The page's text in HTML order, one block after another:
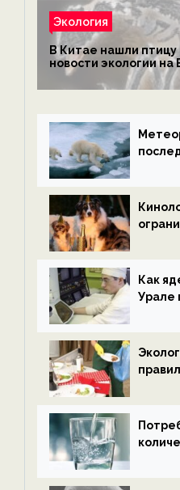
Экология
В Китае нашли птицу
новости экологии на
Как
Урале